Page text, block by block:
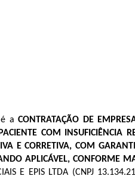
é aCONTRATAÇÃO DE
COM INSUFICIÊNCIA
E CORRETIVA, COM
APLICÁVEL, CONFORME
E EPIS LTDA (CNPJ